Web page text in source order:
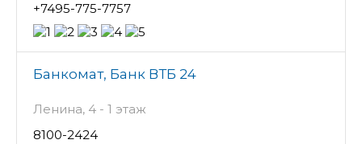
+7495-775-7757
Банкомат, Банк ВТБ 24
Ленина, 4 - 1 этаж
8100-2424